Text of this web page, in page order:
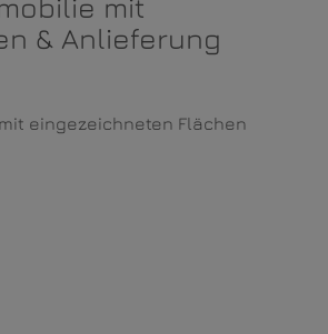
mit
& Anlieferung